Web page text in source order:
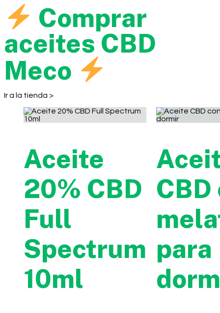
Comprar
aceites CBD
Meco
Ir a la tienda >
Aceite
20% CBD
Full
Spectrum
10ml
CBD
para